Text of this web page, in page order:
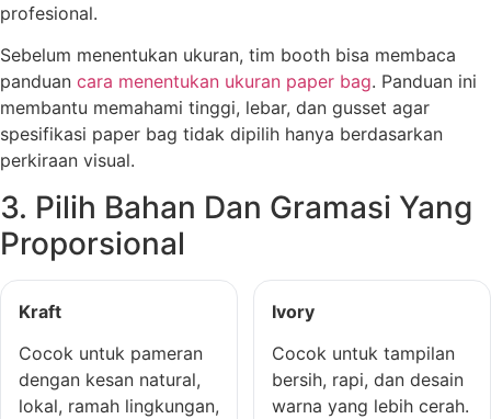
profesional.
Sebelum menentukan ukuran, tim booth bisa membaca
panduan cara menentukan ukuran paper bag. Panduan ini
membantu memahami tinggi, lebar, dan gusset agar
spesifikasi paper bag tidak dipilih hanya berdasarkan
perkiraan visual.
3. Pilih Bahan Dan Gramasi Yang
Proporsional
Kraft
Cocok untuk pameran
dengan kesan natural,
lokal, ramah lingkungan,
Ivory
Cocok untuk tampilan
bersih, rapi, dan desain
warna yang lebih cerah.